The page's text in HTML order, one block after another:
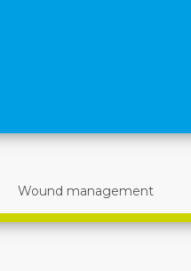
Wound management